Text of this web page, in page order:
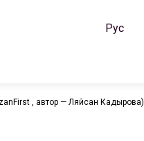
Рус
, автор — Ляйсан Кадырова)